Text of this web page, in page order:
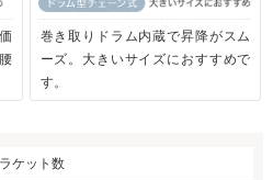
巻き取りドラム内蔵で昇降がスム
ーズ。大きいサイズにおすすめで
す。
ケット数